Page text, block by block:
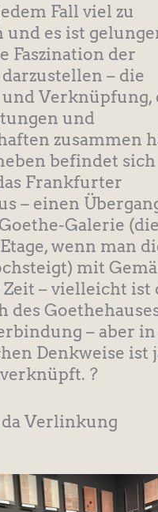
Fall viel zu
und es ist
Faszination der
– die
Verknüpfung,
und
zusammen
befindet sich
Frankfurter
– einen
Galerie (die
wenn man
mit
Zeit – vielleicht ist
des
– aber
Denkweise ist
?
Verlinkung